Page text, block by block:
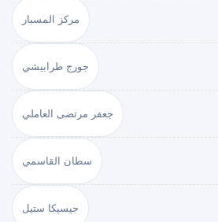
مركز المسبار
جورج طرابيشي
جعفر مرتضى العاملي
سطان القاسمي
جيسيكا ستيل